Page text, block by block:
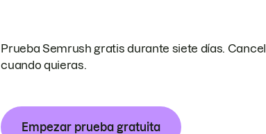
Prueba Semrush gratis durante siete días.
cuando quieras.
Empezar prueba gratuita